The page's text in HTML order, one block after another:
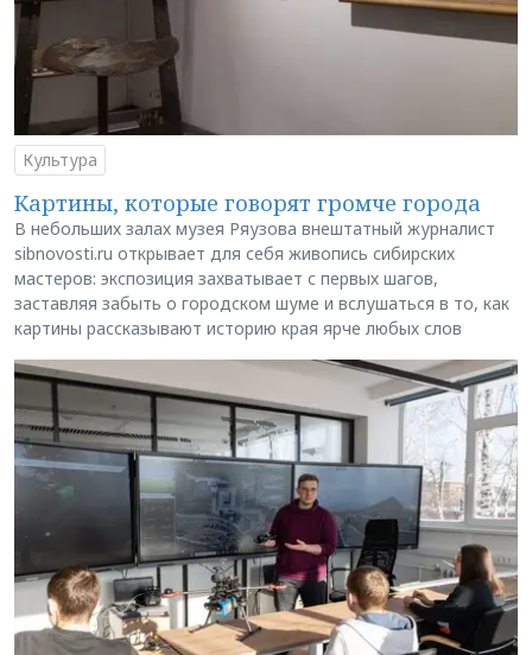
Культура
Картины, которые говорят громче города
В небольших залах музея Ряузова внештатный журналист
sibnovosti.ru открывает для себя живопись сибирских
мастеров: экспозиция захватывает с первых шагов,
заставляя забыть о городском шуме и вслушаться в то, как
картины рассказывают историю края ярче любых слов